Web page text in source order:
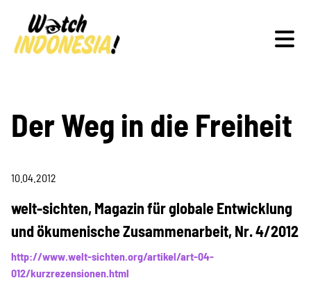
Schwerpunkte
Veranstaltungen
Publikationen
Der Weg in die Freiheit
10.04.2012
welt-sichten, Magazin für globale Entwicklung
und ökumenische Zusammenarbeit, Nr. 4/2012
http://www.welt-sichten.org/artikel/art-04-
012/kurzrezensionen.html